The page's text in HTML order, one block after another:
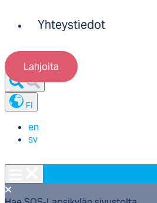
Yhteystiedot
Lahjoita
FI
en
sv